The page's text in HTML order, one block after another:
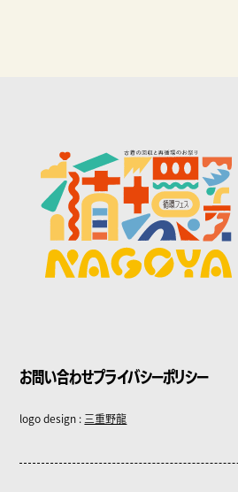
お問い合わせプライバシーポリシー
logo design : 三重野龍